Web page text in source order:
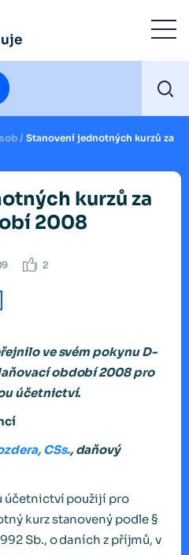
/ Stanovení jednotných kurzů za
kurzů za
2008
2
ve svém pokynu D-
období 2008 pro
účetnictví.
CSs., daňový
účetnictví použijí pro
kurz stanovený podle §
Sb., o daních z příjmů, v